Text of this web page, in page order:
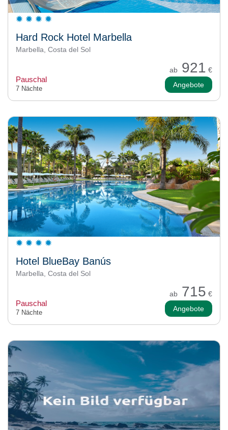
Hard Rock Hotel Marbella
Marbella, Costa del Sol
ab 921 €
Pauschal
7 Nächte Angebote
Hotel BlueBay Banús
Marbella, Costa del Sol
ab 715 €
Pauschal
7 Nächte Angebote